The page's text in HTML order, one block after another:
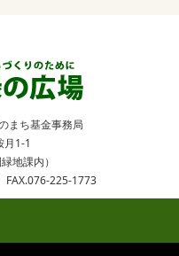
まち基金事務局
月1-1
地課内）
225-1773